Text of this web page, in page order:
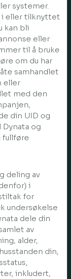
systemer.
i eller tilknyttet
kan bli
eller
til å bruke
om du har
samhandlet
eller
med den
din UID og
og
fullføre
deling av
i
for
undersøkelse
dele din
av
alder,
din,
inkludert,